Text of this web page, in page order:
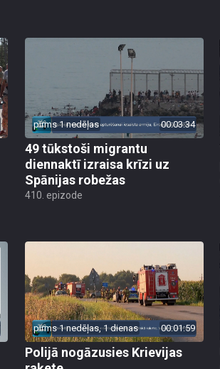
pirms 1 nedēļas 00:03:34
49 tūkstoši migrantu
diennaktī izraisa krīzi uz
Spānijas robežas
410. epizode
pirms 1 nedēļas, 1 dienas 00:01:59
Polijā nogāzusies Krievijas